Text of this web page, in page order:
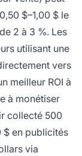
$–1,00 $ le
2 à 3 %. Les
utilisant une
vers
meilleur ROI à
à monétiser
collecté 500
$ en publicités
via